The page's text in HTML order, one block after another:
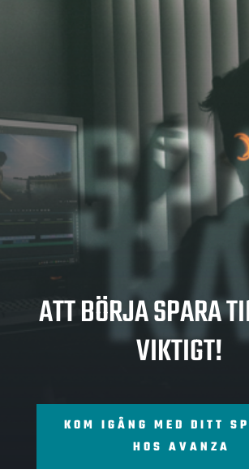
ATT BÖRJA SPARA
VIKTIGT!
KOM IGÅNG MED DITT
HOS AVANZA